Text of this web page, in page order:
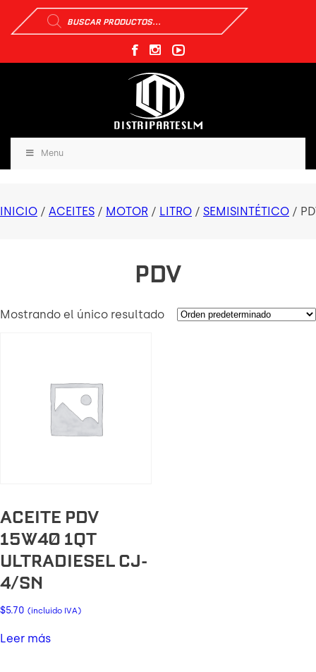
Búsqueda
de
productos
Menu
INICIO / ACEITES / MOTOR / LITRO / SEMISINTÉTICO /
PDV
Mostrando el único resultado
ACEITE PDV
15W40 1QT
ULTRADIESEL CJ-
4/SN
$5.70 (incluido IVA)
Leer más